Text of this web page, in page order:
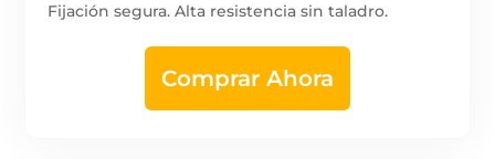
Fijación segura. Alta resistencia sin taladro.
Comprar Ahora